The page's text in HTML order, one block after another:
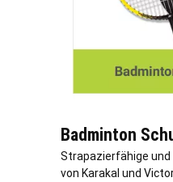
Badminton
Strapazierfähige
von Karakal und